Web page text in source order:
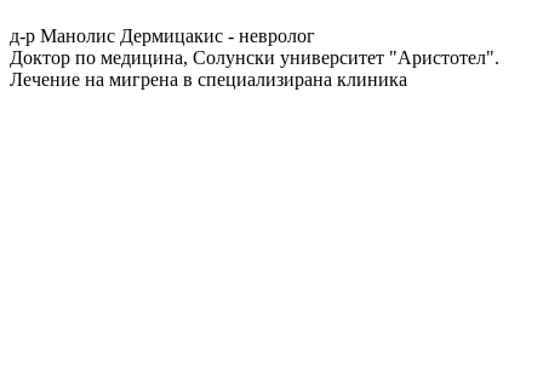
д-р Манолис Дермицакис - невролог
Доктор по медицина, Солунски университет "Аристотел".
Лечение на мигрена в специализирана клиника